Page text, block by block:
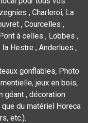
, Charleroi, La
, Courcelles ,
à celles , Lobbes ,
la Hestre , Anderlues ,
gonflables, Photo
jeux en bois,
géant , décoration
du matériel Horeca
etc.).